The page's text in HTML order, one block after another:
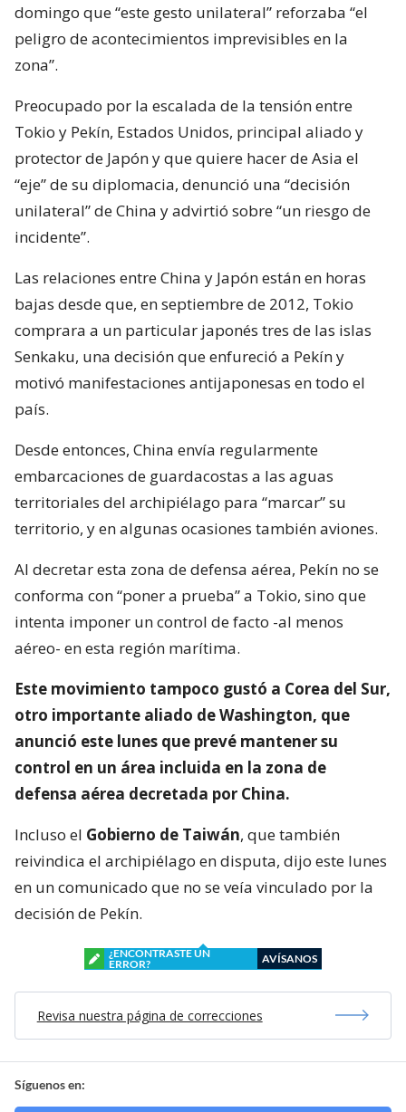
domingo que “este gesto unilateral” reforzaba “el
peligro de acontecimientos imprevisibles en la
zona”.
Preocupado por la escalada de la tensión entre
Tokio y Pekín, Estados Unidos, principal aliado y
protector de Japón y que quiere hacer de Asia el
“eje” de su diplomacia, denunció una “decisión
unilateral” de China y advirtió sobre “un riesgo de
incidente”.
Las relaciones entre China y Japón están en horas
bajas desde que, en septiembre de 2012, Tokio
comprara a un particular japonés tres de las islas
Senkaku, una decisión que enfureció a Pekín y
motivó manifestaciones antijaponesas en todo el
país.
Desde entonces, China envía regularmente
embarcaciones de guardacostas a las aguas
territoriales del archipiélago para “marcar” su
territorio, y en algunas ocasiones también aviones.
Al decretar esta zona de defensa aérea, Pekín no se
conforma con “poner a prueba” a Tokio, sino que
intenta imponer un control de facto -al menos
aéreo- en esta región marítima.
Este movimiento tampoco gustó a Corea del Sur,
otro importante aliado de Washington, que
anunció este lunes que prevé mantener su
control en un área incluida en la zona de
defensa aérea decretada por China.
Incluso el Gobierno de Taiwán, que también
reivindica el archipiélago en disputa, dijo este lunes
en un comunicado que no se veía vinculado por la
decisión de Pekín.
¿ENCONTRASTE UN
ERROR?
AVÍSANOS
Revisa nuestra página de correcciones
Síguenos en: